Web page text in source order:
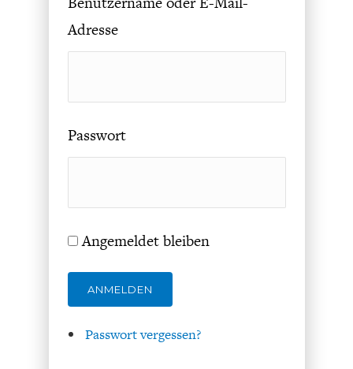
Adresse
Passwort
Angemeldet bleiben
ANMELDEN
Passwort vergessen?